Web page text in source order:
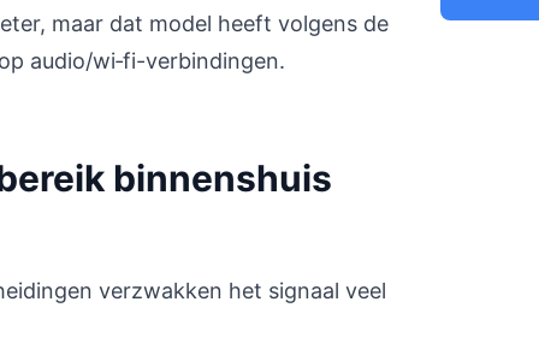
maar dat model heeft volgens de
audio/wi‑fi-verbindingen.
binnenshuis
verzwakken het signaal veel